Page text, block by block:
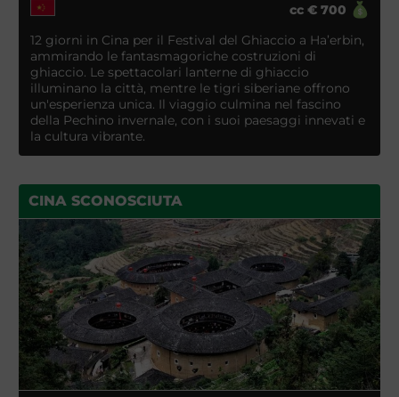
cc € 700
12 giorni in Cina per il Festival del Ghiaccio a Ha’erbin,
ammirando le fantasmagoriche costruzioni di
ghiaccio. Le spettacolari lanterne di ghiaccio
illuminano la città, mentre le tigri siberiane offrono
un'esperienza unica. Il viaggio culmina nel fascino
della Pechino invernale, con i suoi paesaggi innevati e
la cultura vibrante.
CINA SCONOSCIUTA